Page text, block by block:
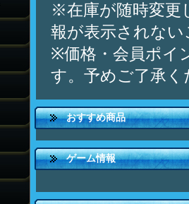
※在庫が随時変更
報が表示されな
※価格・会員ポイ
す。予めご了承く
おすすめ商品
ゲーム情報